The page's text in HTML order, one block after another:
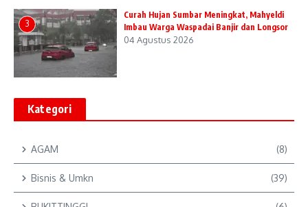
3
Curah Hujan Sumbar Meningkat, Mahyeldi
Imbau Warga Waspadai Banjir dan Longsor
04 Agustus 2026
Kategori
AGAM (8)
Bisnis & Umkn (39)